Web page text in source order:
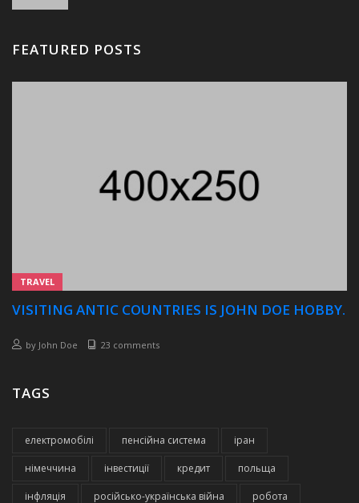
FEATURED POSTS
TRAVEL
VISITING ANTIC COUNTRIES IS JOHN DOE HOBBY.
by John Doe 23 comments
TAGS
електромобілі пенсійна система іран
німеччина інвестиції кредит польща
інфляція російсько-українська війна робота